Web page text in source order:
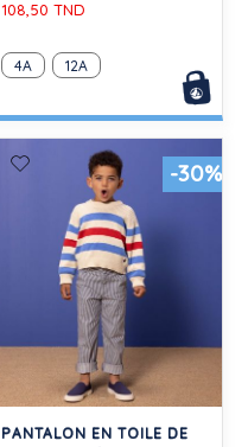
108,50 TND
4A 12A
-30%
PANTALON EN TOILE DE